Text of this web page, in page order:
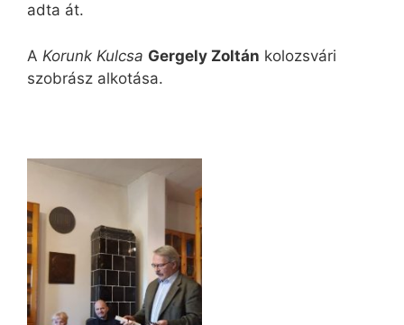
adta át.
A Korunk Kulcsa Gergely Zoltán kolozsvári
szobrász alkotása.